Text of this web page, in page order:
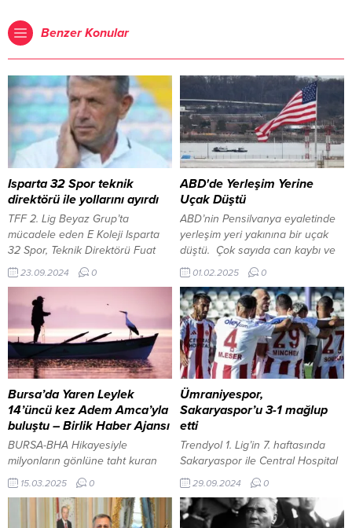
Benzer Konular
Isparta 32 Spor teknik
direktörü ile yollarını ayırdı
TFF 2. Lig Beyaz Grup’ta
mücadele eden E Koleji Isparta
32 Spor, Teknik Direktörü Fuat
Buruk ile yollarını ayırdı. 23 Eylül
2024, 17:23 yayınlandı ISPARTA-
BHA E Koleji Isparta 32 Spor,
Teknik Direktörü Fuat Buruk ile
yollarını ayırdı. TFF...
23.09.2024 0
ABD'de Yerleşim Yerine
Uçak Düştü
ABD’nin Pensilvanya eyaletinde
yerleşim yeri yakınına bir uçak
düştü. Çok sayıda can kaybı ve
yaralı olduğu belirtiliyor
#SonDakika #ucakkazası
01.02.2025 0
Bursa’da Yaren Leylek
14’üncü kez Adem Amca’yla
buluştu – Birlik Haber Ajansı
BURSA-BHA Hikayesiyle
milyonların gönlüne taht kuran
Yaren Leylek, 14. yılda da göçten
gelip Eskikaraağaç’ta Adem
Yılmaz’ın kayığına kondu. Diyanet
İşleri Başkanı Ali Erbaş, Ayasofya
15.03.2025 0
Ümraniyespor,
Sakaryaspor’u 3-1 mağlup
etti
Trendyol 1. Lig’in 7. haftasında
Sakaryaspor ile Central Hospital
Ümraniyespor, Ankara Keçiören
Aktepe Stadı’nda kozlarını
paylaştı. Mücadeleyi 3-1’lik skorla
kazanan Ümraniyespor, üst üste
29.09.2024 0